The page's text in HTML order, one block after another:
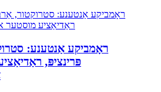
ראָמביקע אַנטענע:
פּרינציפּ,